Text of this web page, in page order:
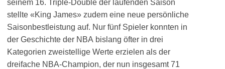
seinem 16. Triple-Double der laufenden Saison
stellte «King James» zudem eine neue persönliche
Saisonbestleistung auf. Nur fünf Spieler konnten in
der Geschichte der NBA bislang öfter in drei
Kategorien zweistellige Werte erzielen als der
dreifache NBA-Champion, der nun insgesamt 71